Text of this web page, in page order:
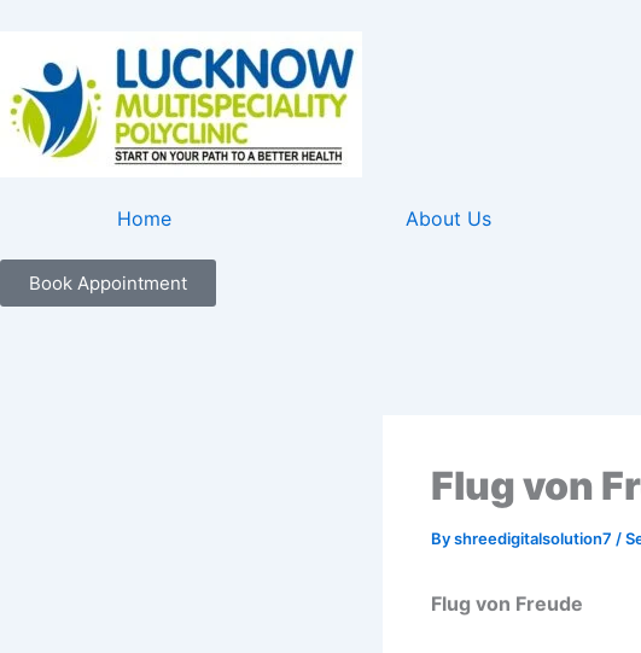
content
Home About Us
Book Appointment
Flug von
Byshreedigitalsolution7 /
Flug von Freude